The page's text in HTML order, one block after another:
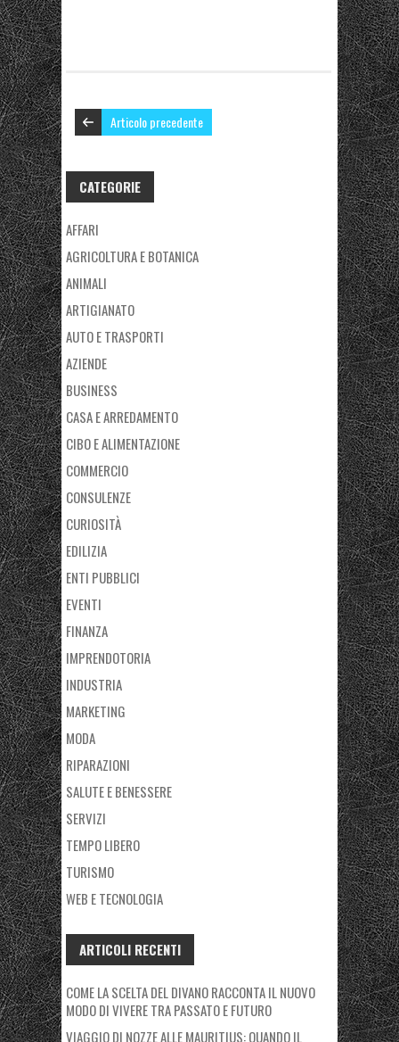
Articolo precedente
CATEGORIE
AFFARI
AGRICOLTURA E BOTANICA
ANIMALI
ARTIGIANATO
AUTO E TRASPORTI
AZIENDE
BUSINESS
CASA E ARREDAMENTO
CIBO E ALIMENTAZIONE
COMMERCIO
CONSULENZE
CURIOSITÀ
EDILIZIA
ENTI PUBBLICI
EVENTI
FINANZA
IMPRENDOTORIA
INDUSTRIA
MARKETING
MODA
RIPARAZIONI
SALUTE E BENESSERE
SERVIZI
TEMPO LIBERO
TURISMO
WEB E TECNOLOGIA
ARTICOLI RECENTI
COME LA SCELTA DEL DIVANO RACCONTA IL NUOVO
MODO DI VIVERE TRA PASSATO E FUTURO
VIAGGIO DI NOZZE ALLE MAURITIUS: QUANDO IL